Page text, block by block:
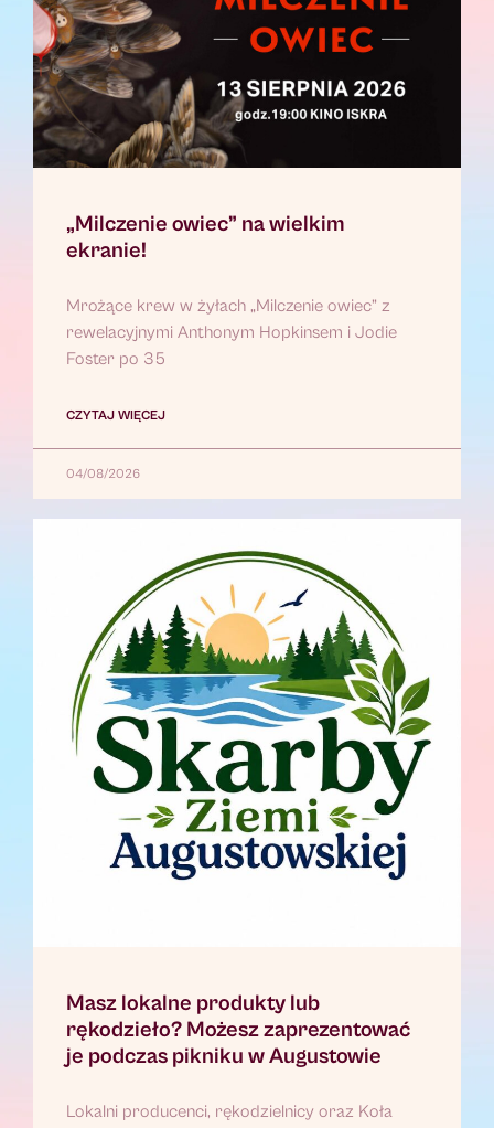
„Milczenie owiec” na wielkim
ekranie!
Mrożące krew w żyłach „Milczenie owiec” z
rewelacyjnymi Anthonym Hopkinsem i Jodie
Foster po 35
CZYTAJ WIĘCEJ
04/08/2026
Masz lokalne produkty lub
rękodzieło? Możesz zaprezentować
je podczas pikniku w Augustowie
Lokalni producenci, rękodzielnicy oraz Koła